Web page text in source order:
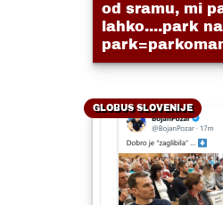
od sramu, mi
lahko....park na
GLOBUS SLOVENIJE